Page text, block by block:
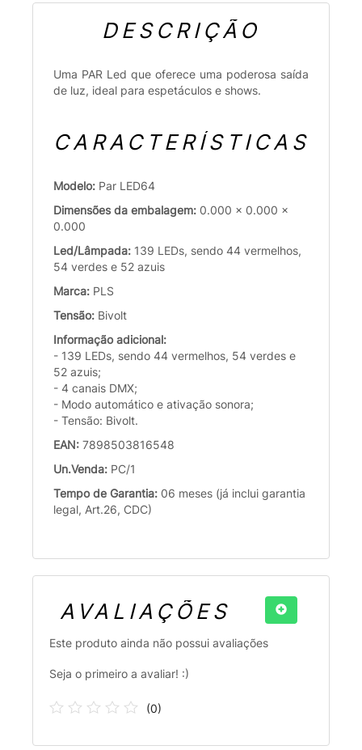
DESCRIÇÃO
Uma PAR Led que oferece uma poderosa saída
de luz, ideal para espetáculos e shows.
CARACTERÍSTICAS
Modelo: Par LED64
Dimensões da embalagem: 0.000 x 0.000 x
0.000
Led/Lâmpada: 139 LEDs, sendo 44 vermelhos,
54 verdes e 52 azuis
Marca: PLS
Tensão: Bivolt
Informação adicional:
- 139 LEDs, sendo 44 vermelhos, 54 verdes e
52 azuis;
- 4 canais DMX;
- Modo automático e ativação sonora;
- Tensão: Bivolt.
EAN: 7898503816548
Un.Venda: PC/1
Tempo de Garantia: 06 meses (já inclui garantia
legal, Art.26, CDC)
AVALIAÇÕES
Este produto ainda não possui avaliações
Seja o primeiro a avaliar! :)
(0)